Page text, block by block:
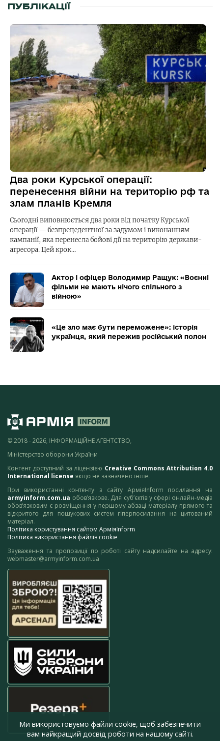
ПУБЛІКАЦІЇ
Два роки Курської операції:
перенесення війни на територію рф та
злам планів Кремля
Сьогодні виповнюється два роки від початку Курської
операції — безпрецедентної за задумом і виконанням
кампанії, яка перенесла бойові дії на територію держави-
агресора. Цей крок…
Актор і офіцер Володимир Ращук: «Воєнні
фільми не мають нічого спільного з
війною»
«Це зло має бути переможене»: історія
українця, який пережив російський полон
© 2018 - 2026, ІНФОРМАЦІЙНЕ АГЕНТСТВО,
Міністерство оборони України
Контент доступний за ліцензією Creative Commons Attribution 4.0
International license якщо не зазначено інше.
При використанні контенту з сайту АрміяInform посилання на
armyinform.com.ua обов’язкове. Для суб’єктів у сфері онлайн-медіа
обов’язковим є розміщення у першому абзаці матеріалу прямого та
відкритого для пошукових систем гіперпосилання на цитований
матеріал.
Політика користування сайтом АрміяInform
Політика використання файлів cookie
Зауваження та пропозиції по роботі сайту надсилайте на адресу:
webmaster@armyinform.com.ua
Ми використовуємо файли cookie, щоб забезпечити
вам найкращий досвід роботи на нашому сайті.